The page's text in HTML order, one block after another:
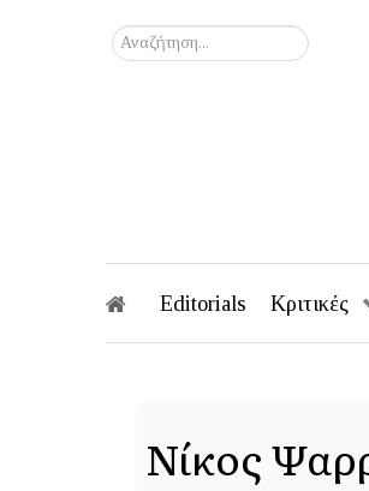
Αναζήτηση...
Editorials Κριτικές
Νίκος